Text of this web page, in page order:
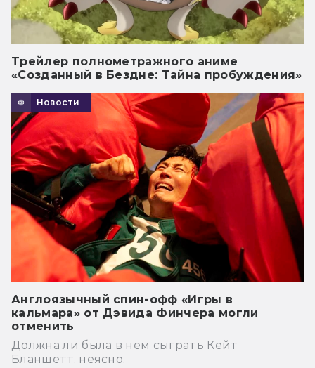
Трейлер полнометражного аниме
«Созданный в Бездне: Тайна пробуждения»
Новости
Англоязычный спин-офф «Игры в
кальмара» от Дэвида Финчера могли
отменить
Должна ли была в нем сыграть Кейт
Бланшетт, неясно.